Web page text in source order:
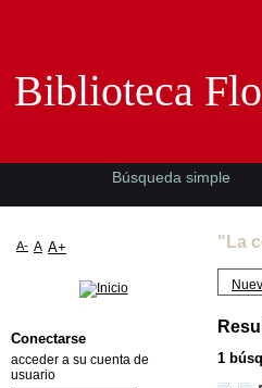
"La
1
Biblioteca
Búsqueda simple
A- A A+
Conectarse
acceder a su cuenta de
usuario